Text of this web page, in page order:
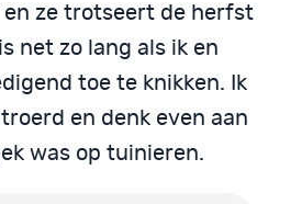
en ze trotseert de herfst
net zo lang als ik en
toe te knikken. Ik
en denk even aan
was op tuinieren.